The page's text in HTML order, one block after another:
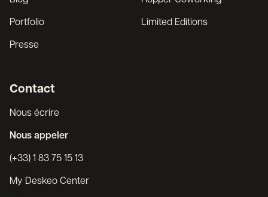
Portfolio
Presse
Limited Editions
Contact
Nous écrire
Nous appeler
(+33) 1 83 75 15 13
My Deskeo Center